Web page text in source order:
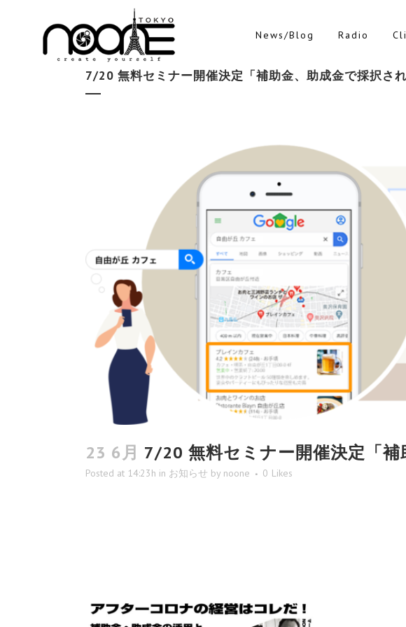
News/Blog Radio
7/20 無料セミナー開催決定「補助金、助成金で採択さ
23 6月 7/20 無料セミナー開催決定「補
Posted at 14:23h in お知らせ by noone 0 Likes